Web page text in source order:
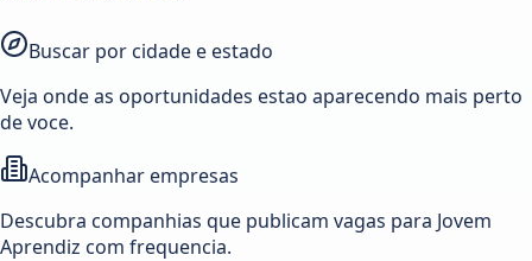
Buscar por cidade e estado
Veja onde as oportunidades estao aparecendo mais perto
de voce.
Acompanhar empresas
Descubra companhias que publicam vagas para Jovem
Aprendiz com frequencia.